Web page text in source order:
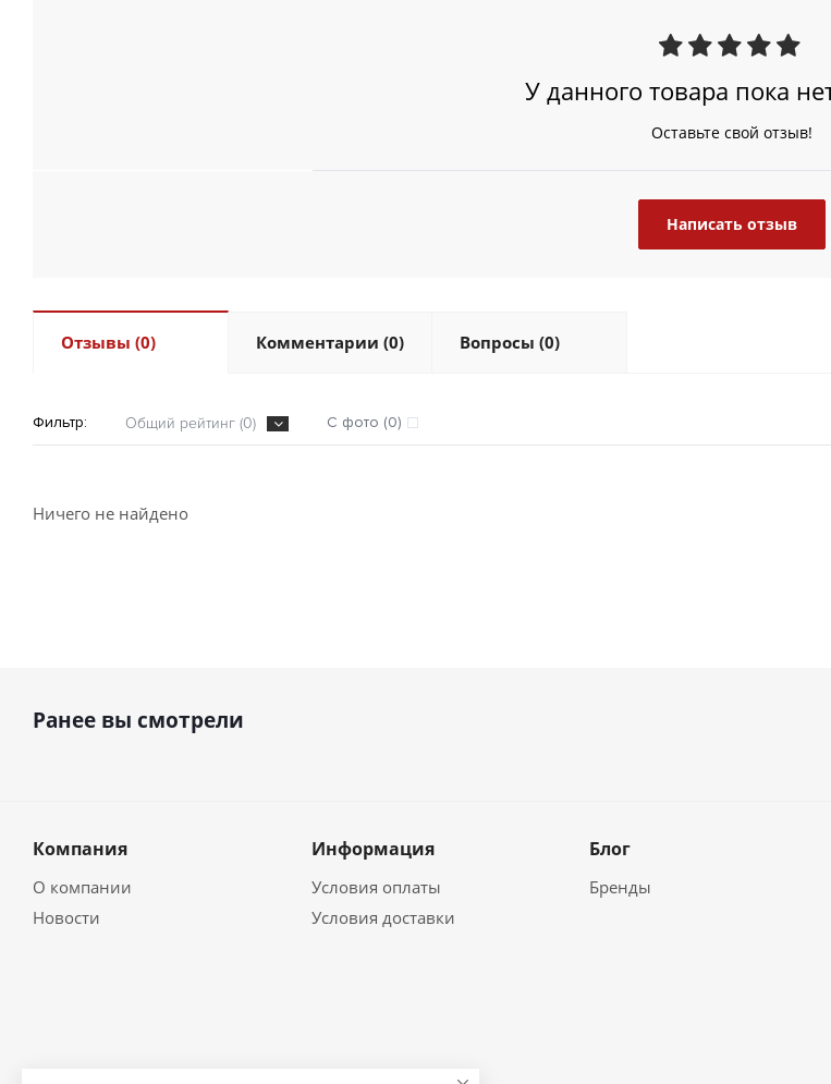
У данного товара пока
Оставьте свой отзыв!
Написать отзыв
Отзывы (0) Комментарии (0) Вопросы (0)
Фильтр: Общий рейтинг (0) С фото (0)
Ничего не найдено
Ранее вы смотрели
Компания
О компании
Новости
Информация
Условия оплаты
Условия доставки
Блог
Бренды